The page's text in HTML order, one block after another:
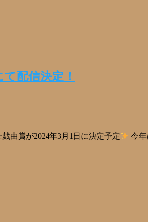
配信決定！
曲賞が2024年3月1日に決定予定
今